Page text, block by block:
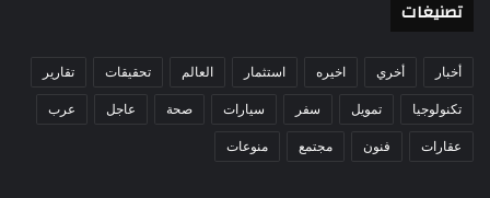
تصنيغات
أخبار أخري اخيره استثمار العالم تحقيقات تقارير
تكنولوجيا تمويل سفر سيارات صحة عاجل عرب
عقارات فنون مجتمع منوعات